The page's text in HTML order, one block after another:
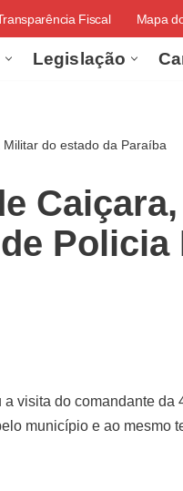
Fiscal Mapa
Legislação
do estado da Paraíba
visita do comandante da
município e ao mesmo